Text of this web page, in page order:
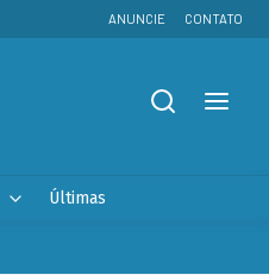
ANUNCIE CONTATO
Últimas